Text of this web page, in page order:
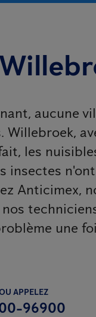
aucune
Willebroek,
les
insectes
Anticimex,
une
APPELEZ
96900